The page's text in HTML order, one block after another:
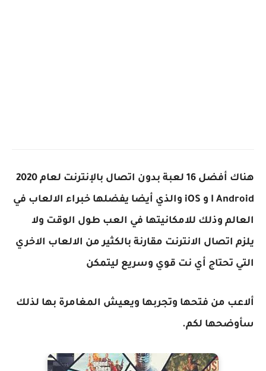
هناك أفضل 16 لعبة بدون اتصال بالإنترنت لعام 2020
I Android و iOS والذي أيضا يفضلها خبراء الالعاب في
العالم وذلك للامكانيتها في العب طول الوقت ولا
يلزم اتصال الانترنت مقارنة بالكثير من الالعاب الاخري
التي تحتاج أي نت قوي وسريع ليتمكن
ألاعب من فتحها وتجربها ويعيش المغامرة بها لذلك
سأوضحها لكم.